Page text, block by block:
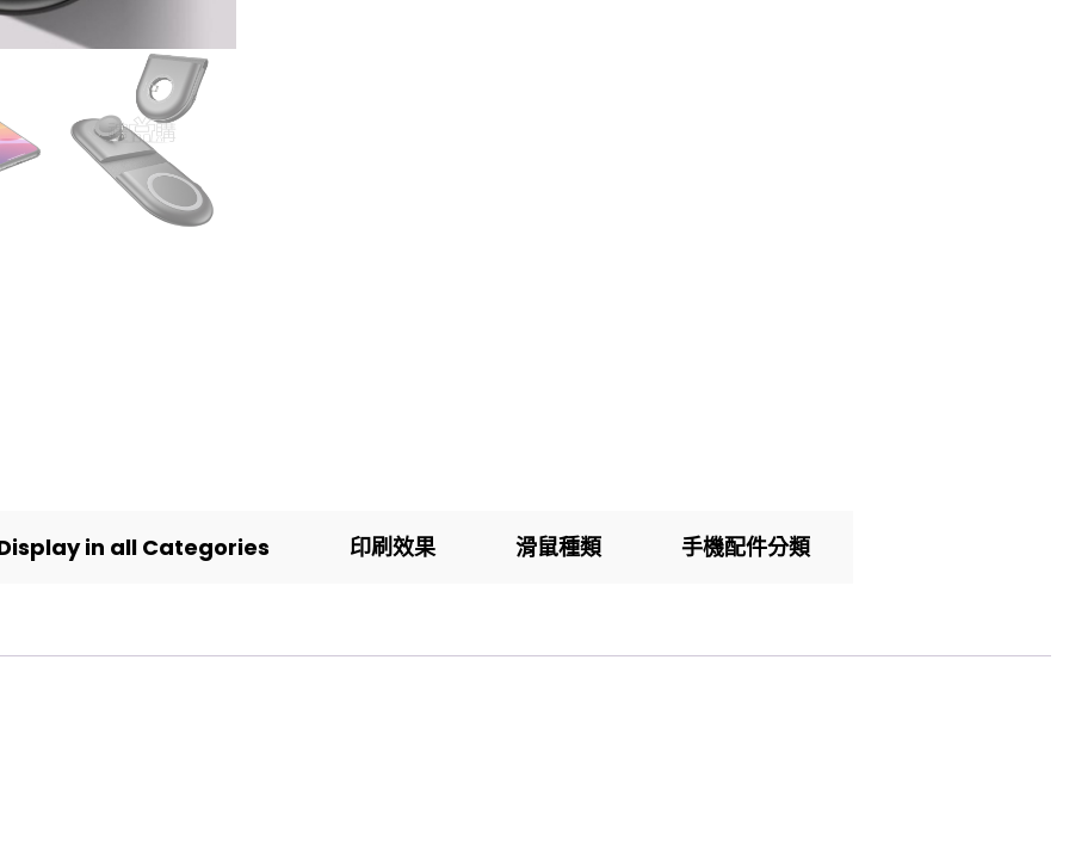
in all Categories 印刷效果 滑鼠種類 手機配件分類